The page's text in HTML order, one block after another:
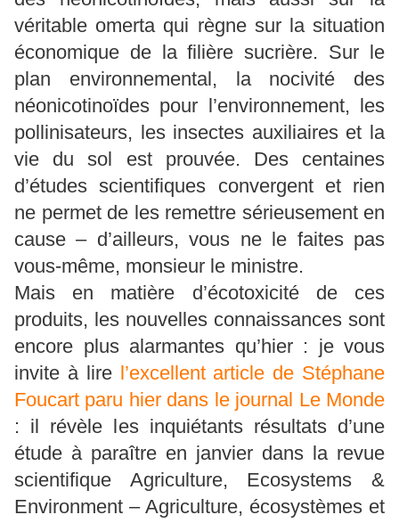
véritable omerta qui règne sur la situation
économique de la filière sucrière. Sur le
plan environnemental, la nocivité des
néonicotinoïdes pour l’environnement, les
pollinisateurs, les insectes auxiliaires et la
vie du sol est prouvée. Des centaines
d’études scientifiques convergent et rien
ne permet de les remettre sérieusement en
cause – d’ailleurs, vous ne le faites pas
vous-même, monsieur le ministre.
Mais en matière d’écotoxicité de ces
produits, les nouvelles connaissances sont
encore plus alarmantes qu’hier : je vous
invite à lire l’excellent article de Stéphane
Foucart paru hier dans le journal Le Monde
: il révèle les inquiétants résultats d’une
étude à paraître en janvier dans la revue
scientifique Agriculture, Ecosystems &
Environment – Agriculture, écosystèmes et